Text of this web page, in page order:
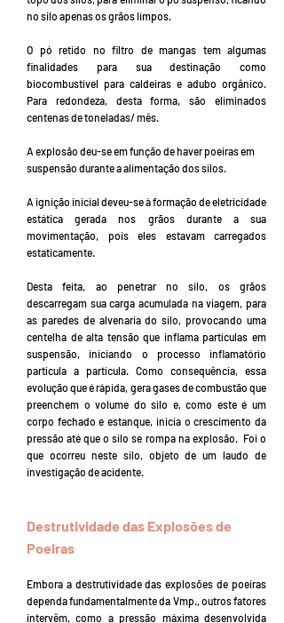
no silo apenas os grãos limpos.
O pó retido no filtro de mangas tem algumas
finalidades para sua destinação como
biocombustível para caldeiras e adubo orgânico.
Para redondeza, desta forma, são eliminados
centenas de toneladas/ mês.
A explosão deu-se em função de haver poeiras em
suspensão durante a alimentação dos silos.
A ignição inicial deveu-se à formação de eletricidade
estática gerada nos grãos durante a sua
movimentação, pois eles estavam carregados
estaticamente.
Desta feita, ao penetrar no silo, os grãos
descarregam sua carga acumulada na viagem, para
as paredes de alvenaria do silo, provocando uma
centelha de alta tensão que inflama partículas em
suspensão, iniciando o processo inflamatório
partícula a partícula. Como consequência, essa
evolução que é rápida, gera gases de combustão que
preenchem o volume do silo e, como este é um
corpo fechado e estanque, inicia o crescimento da
pressão até que o silo se rompa na explosão. Foi o
que ocorreu neste silo, objeto de um laudo de
investigação de acidente.
Destrutividade das Explosões de
Poeiras
Embora a destrutividade das explosões de poeiras
dependa fundamentalmente da Vmp., outros fatores
intervêm, como a pressão máxima desenvolvida